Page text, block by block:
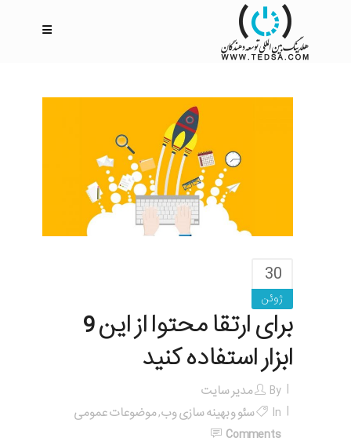
30
ژوئن
برای ارتقا محتوا از این 9
ابزار استفاده کنید
By
مدیر سایت
In
سئو و بهینه سازی وب,موضوعات عمومی
Comments